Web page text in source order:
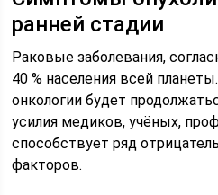
ранней стадии
Раковые заболевания,
40 % населения всей
онкологии будет
усилия медиков, учёных,
способствует ряд
факторов.